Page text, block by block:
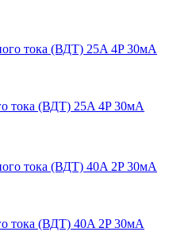
тока (ВДТ) 25A 4P 30мА
тока (ВДТ) 40A 2P 30мА